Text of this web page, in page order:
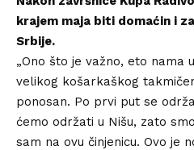
krajem maja biti domaćin i
Srbije.
„Ono što je važno, eto nama
velikog košarkaškog
ponosan. Po prvi put se
ćemo održati u Nišu, zato
sam na ovu činjenicu. Ovo je